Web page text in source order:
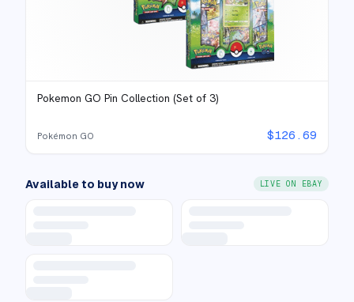
Pokemon GO Pin Collection (Set of 3)
Pokémon GO $126.69
Available to buy now LIVE ON EBAY